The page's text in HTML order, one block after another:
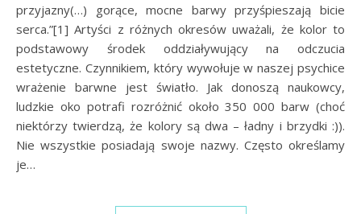
przyjazny(…) gorące, mocne barwy przyśpieszają bicie
serca.”[1] Artyści z różnych okresów uważali, że kolor to
podstawowy środek oddziaływujący na odczucia
estetyczne. Czynnikiem, który wywołuje w naszej psychice
wrażenie barwne jest światło. Jak donoszą naukowcy,
ludzkie oko potrafi rozróżnić około 350 000 barw (choć
niektórzy twierdzą, że kolory są dwa – ładny i brzydki :)).
Nie wszystkie posiadają swoje nazwy. Często określamy
je…